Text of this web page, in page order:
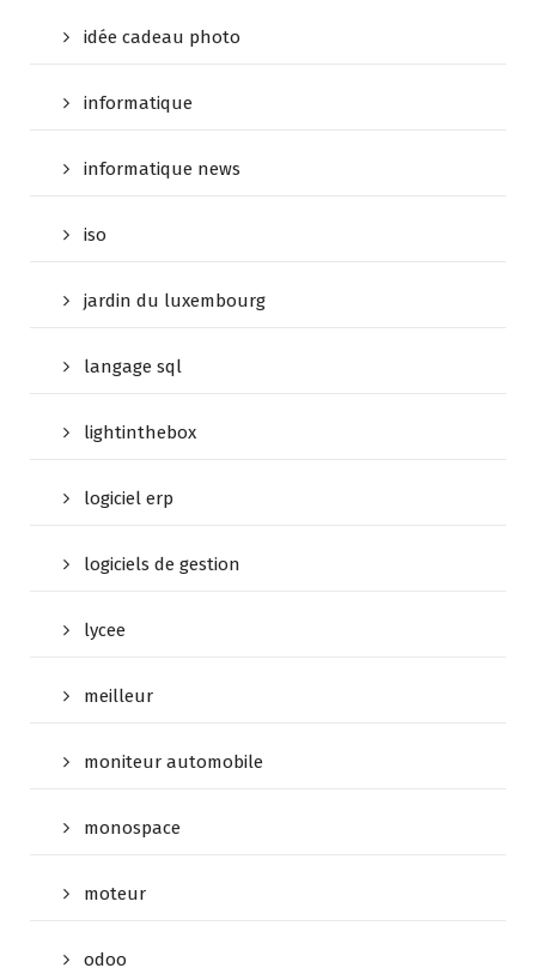
idée cadeau photo
informatique
informatique news
iso
jardin du luxembourg
langage sql
lightinthebox
logiciel erp
logiciels de gestion
lycee
meilleur
moniteur automobile
monospace
moteur
odoo